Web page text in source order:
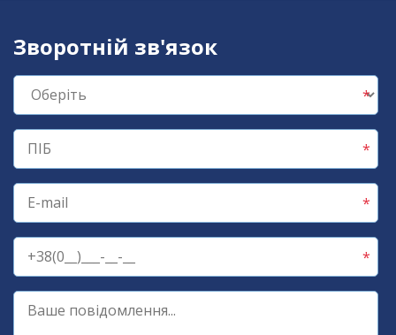
Зворотній зв'язок